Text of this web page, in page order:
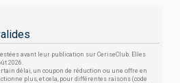
avant leur publication sur CeriseClub. Elles
2026.
délai, un coupon de réduction ou une offre en
plus, et cela, pour différentes raisons (code